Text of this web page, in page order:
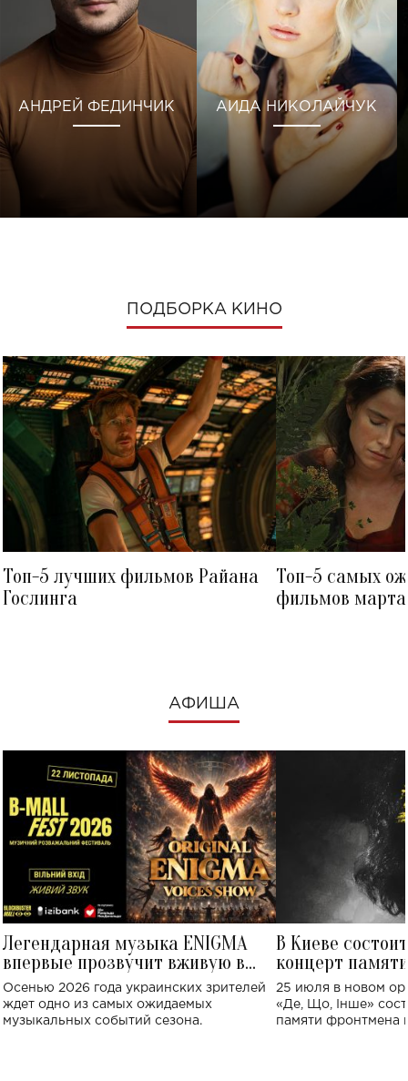
АНДРЕЙ ФЕДИНЧИК АИДА НИКОЛАЙЧУК
ПОДБОРКА КИНО
Топ-5 лучших фильмов Райана
Гослинга
Топ-5 самых
фильмов
АФИША
Легендарная музыка ENIGMA
впервые прозвучит вживую в
Украине: где состоится концерт
Осенью 2026 года украинских зрителей
ждет одно из самых ожидаемых
музыкальных событий сезона.
В Киеве
концерт
Клименко:
исполнят песни
25 июля в новом
«Де, Що, Інше»
памяти фронтмена